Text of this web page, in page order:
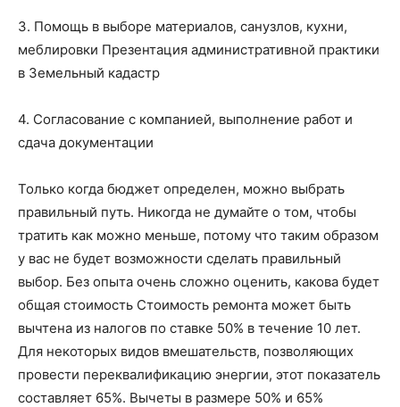
3. Помощь в выборе материалов, санузлов, кухни,
меблировки Презентация административной практики
в Земельный кадастр
4. Согласование с компанией, выполнение работ и
сдача документации
Только когда бюджет определен, можно выбрать
правильный путь. Никогда не думайте о том, чтобы
тратить как можно меньше, потому что таким образом
у вас не будет возможности сделать правильный
выбор. Без опыта очень сложно оценить, какова будет
общая стоимость Стоимость ремонта может быть
вычтена из налогов по ставке 50% в течение 10 лет.
Для некоторых видов вмешательств, позволяющих
провести переквалификацию энергии, этот показатель
составляет 65%. Вычеты в размере 50% и 65%